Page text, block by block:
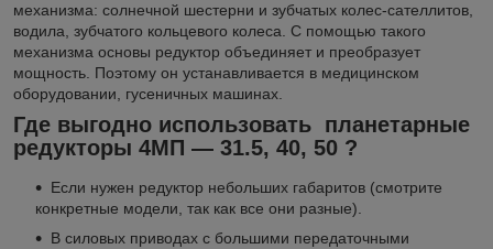
механизма: солнечной шестерни и зубчатых колес-сателлитов,
водила, зубчатого кольцевого колеса. С помощью такого
механизма основы редуктор объединяет и преобразует
мощность. Поэтому он устанавливается в медицинском
оборудовании, гусеничных машинах.
Где выгодно использовать планетарные
редукторы 4МП — 31.5, 40, 50 ?
Если нужен редуктор небольших габаритов (смотрите
конкретные модели, так как все они разные).
В силовых приводах с большими передаточными